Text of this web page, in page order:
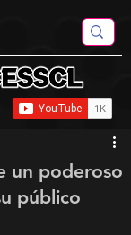
un poderoso
público